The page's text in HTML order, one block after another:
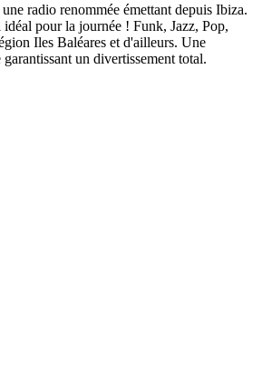
radio renommée émettant depuis Ibiza.
pour la journée ! Funk, Jazz, Pop,
Iles Baléares et d'ailleurs. Une
un divertissement total.